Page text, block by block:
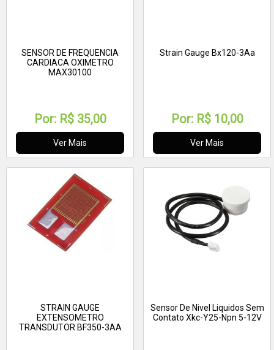
SENSOR DE FREQUENCIA
CARDIACA OXIMETRO
MAX30100
Por: R$ 35,00
Ver Mais
Strain Gauge Bx120-3Aa
Por: R$ 10,00
Ver Mais
STRAIN GAUGE
EXTENSOMETRO
TRANSDUTOR BF350-3AA
Sensor De Nivel Liquidos Sem
Contato Xkc-Y25-Npn 5-12V